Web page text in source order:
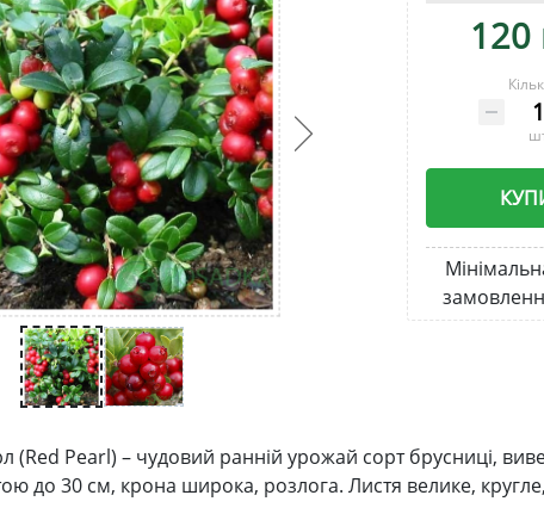
120
(Red Pearl) – чудовий ранній урожай сорт брусниці,
до 30 см, крона широка, розлога. Листя велике,